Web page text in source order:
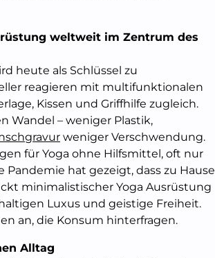
weltweit im Zentrum des
heute als Schlüssel zu
reagieren mit multifunktionalen
Kissen und Griffhilfe zugleich.
Wandel – weniger Plastik,
weniger Verschwendung.
für Yoga ohne Hilfsmittel, oft nur
hat gezeigt, dass zu Hause
minimalistischer Yoga Ausrüstung
Luxus und geistige Freiheit.
an, die Konsum hinterfragen.
Alltag